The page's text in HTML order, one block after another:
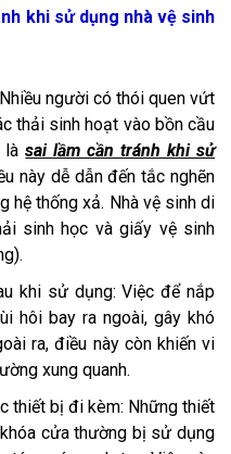
khi sử dụng nhà vệ sinh
người có thói quen vứt
thải sinh hoạt vào bồn cầu
làsai lầm cần tránh khi sử
này dễ dẫn đến tắc nghẽn
hệ thống xả. Nhà vệ sinh di
sinh học và giấy vệ sinh
khi sử dụng: Việc để nắp
hôi bay ra ngoài, gây khó
ra, điều này còn khiến vi
xung quanh.
thiết bị đi kèm: Những thiết
cửa thường bị sử dụng